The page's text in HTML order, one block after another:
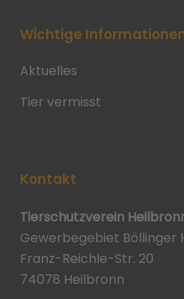
Wichtige
Aktuelles
Tier vermisst
Kontakt
Tierschutzverein
Gewerbegebiet Böllinger
Franz-Reichle-Str. 20
74078 Heilbronn